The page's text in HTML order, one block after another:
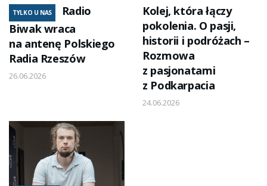
TYLKO U NAS
Radio
Biwak wraca
na antenę Polskiego
Radia Rzeszów
26.06.2026
Kolej, która łączy
pokolenia. O pasji,
historii i podróżach –
Rozmowa
z pasjonatami
z Podkarpacia
24.06.2026